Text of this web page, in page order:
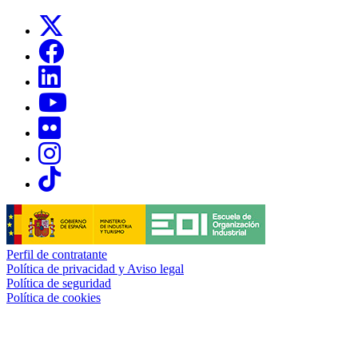
Links, Opens in this window
Links, Opens in this window
Links, Opens in this window
Links, Opens in this window
Links, Opens in this window
Perfil de contratante
Política de privacidad y Aviso legal
Política de seguridad
Política de cookies